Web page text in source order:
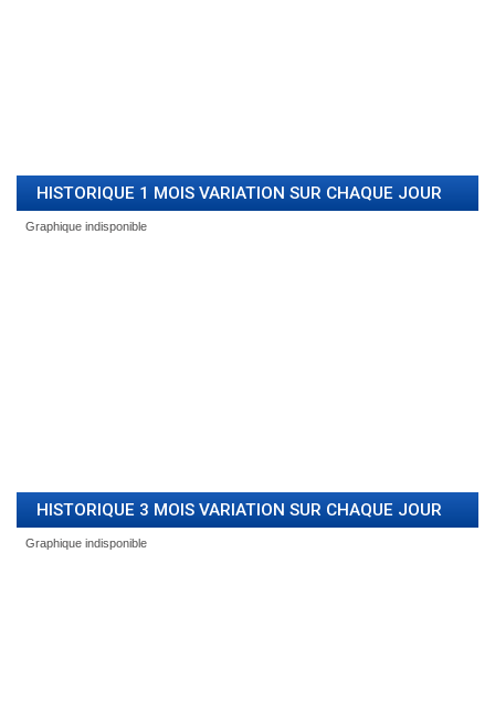
HISTORIQUE 1 MOIS VARIATION SUR CHAQUE JOUR
HISTORIQUE 3 MOIS VARIATION SUR CHAQUE JOUR